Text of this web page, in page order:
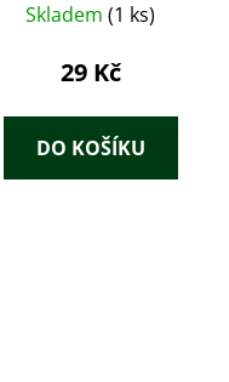
Skladem (1 ks)
29 Kč
DO KOŠÍKU